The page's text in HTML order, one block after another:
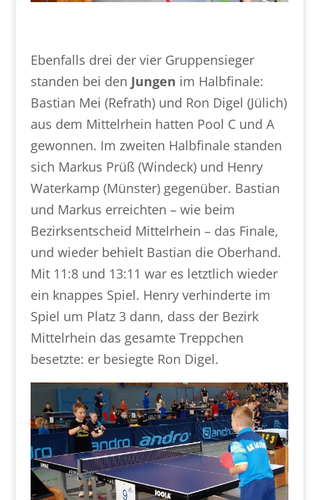
Ebenfalls drei der vier Gruppensieger
standen bei den Jungen im Halbfinale:
Bastian Mei (Refrath) und Ron Digel (Jülich)
aus dem Mittelrhein hatten Pool C und A
gewonnen. Im zweiten Halbfinale standen
sich Markus Prüß (Windeck) und Henry
Waterkamp (Münster) gegenüber. Bastian
und Markus erreichten – wie beim
Bezirksentscheid Mittelrhein – das Finale,
und wieder behielt Bastian die Oberhand.
Mit 11:8 und 13:11 war es letztlich wieder
ein knappes Spiel. Henry verhinderte im
Spiel um Platz 3 dann, dass der Bezirk
Mittelrhein das gesamte Treppchen
besetzte: er besiegte Ron Digel.